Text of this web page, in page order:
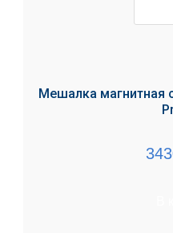
Мешалка магнитная